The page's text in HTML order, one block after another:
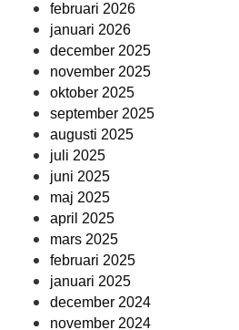
februari 2026
januari 2026
december 2025
november 2025
oktober 2025
september 2025
augusti 2025
juli 2025
juni 2025
maj 2025
april 2025
mars 2025
februari 2025
januari 2025
december 2024
november 2024